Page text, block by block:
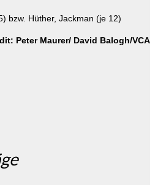
bzw. Hüther, Jackman (je 12)
Peter Maurer/ David Balogh/VCA